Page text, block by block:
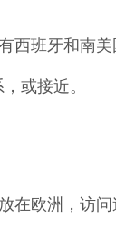
班牙和南
或接近。
在欧洲，访